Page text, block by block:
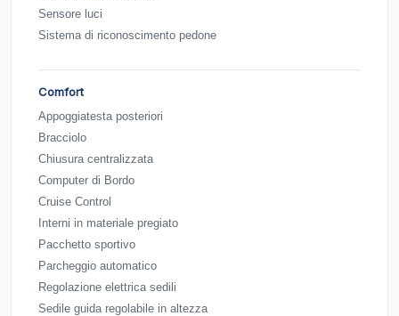
Sensore luci
Sistema di riconoscimento pedone
Comfort
Appoggiatesta posteriori
Bracciolo
Chiusura centralizzata
Computer di Bordo
Cruise Control
Interni in materiale pregiato
Pacchetto sportivo
Parcheggio automatico
Regolazione elettrica sedili
Sedile guida regolabile in altezza